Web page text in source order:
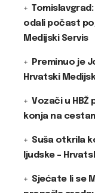
odali počast
Medijski Servis
Preminuo je
Hrvatski
Vozači u HBŽ
konja na
Suša otkrila
ljudske –
Sjećate li se